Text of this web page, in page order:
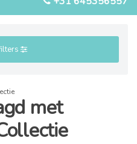
met